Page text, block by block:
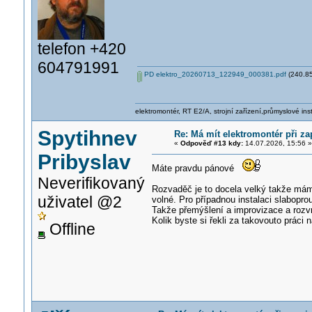
telefon +420
604791991
PD elektro_20260713_122949_000381.pdf
elektromontér, RT E2/A, strojní zařízení,průmyslové
Spytihnev
Pribyslav
Neverifikovaný
uživatel @2
Offline
Re: Má mít elektromontér při
« Odpověď #13 kdy:14.07.2026, 15:56 »
Máte pravdu pánové
Rozvaděč je to docela velký takže
volné. Pro případnou instalaci
Takže přemýšlení a improvizace a
Kolik byste si řekli za takovouto práci